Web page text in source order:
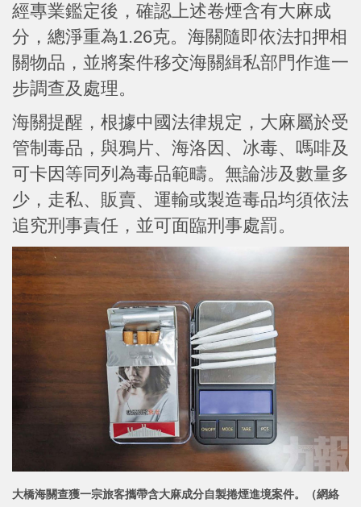
經專業鑑定後，確認上述卷煙含有大麻成
分，總淨重為1.26克。海關隨即依法扣押相
關物品，並將案件移交海關緝私部門作進一
步調查及處理。
海關提醒，根據中國法律規定，大麻屬於受
管制毒品，與鴉片、海洛因、冰毒、嗎啡及
可卡因等同列為毒品範疇。無論涉及數量多
少，走私、販賣、運輸或製造毒品均須依法
追究刑事責任，並可面臨刑事處罰。
大橋海關查獲一宗旅客攜帶含大麻成分自製捲煙進境案件。（網絡